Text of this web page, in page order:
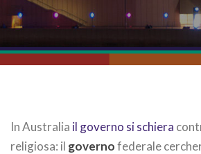
In Australia il governo si schiera
religiosa: il governofederale